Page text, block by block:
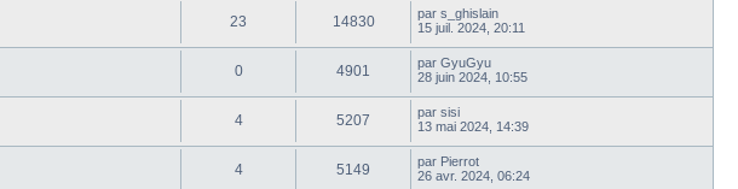
23 14830 par s_ghislain
15 juil. 2024, 20:11
0 4901 par GyuGyu
28 juin 2024, 10:55
4 5207 par sisi
13 mai 2024, 14:39
4 5149 par Pierrot
26 avr. 2024, 06:24